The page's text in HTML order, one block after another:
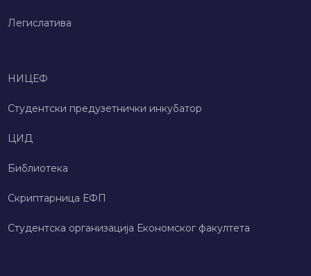
Легислатива
НИЦЕФ
Студентски предузетнички инкубатор
ЦИД
Библиотека
Скриптарница ЕФП
Студентска организација Економског факултета